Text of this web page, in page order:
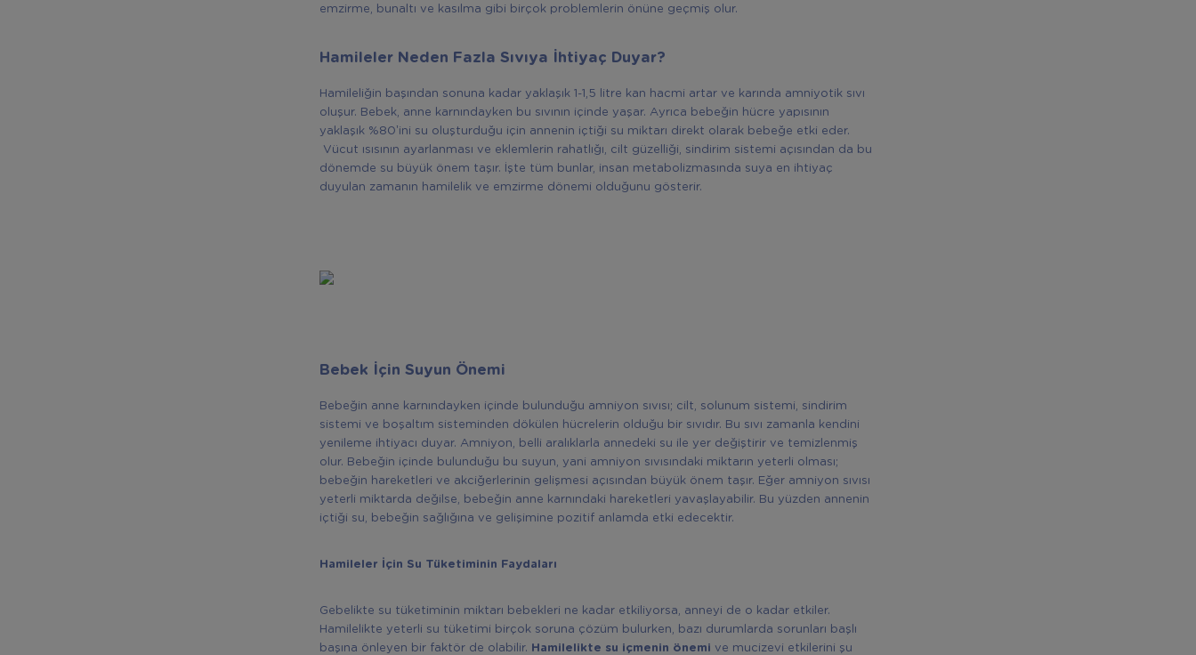
emzirme, bunaltı ve kasılma gibi birçok problemlerin önüne geçmiş olur.
Hamileler Neden Fazla Sıvıya İhtiyaç Duyar?
Hamileliğin başından sonuna kadar yaklaşık 1-1,5 litre kan hacmi artar ve karında amniyotik sıvı
oluşur. Bebek, anne karnındayken bu sıvının içinde yaşar. Ayrıca bebeğin hücre yapısının
yaklaşık %80’ini su oluşturduğu için annenin içtiği su miktarı direkt olarak bebeğe etki eder.
Vücut ısısının ayarlanması ve eklemlerin rahatlığı, cilt güzelliği, sindirim sistemi açısından da bu
dönemde su büyük önem taşır. İşte tüm bunlar, insan metabolizmasında suya en ihtiyaç
duyulan zamanın hamilelik ve emzirme dönemi olduğunu gösterir.
Bebek İçin Suyun Önemi
Bebeğin anne karnındayken içinde bulunduğu amniyon sıvısı; cilt, solunum sistemi, sindirim
sistemi ve boşaltım sisteminden dökülen hücrelerin olduğu bir sıvıdır. Bu sıvı zamanla kendini
yenileme ihtiyacı duyar. Amniyon, belli aralıklarla annedeki su ile yer değiştirir ve temizlenmiş
olur. Bebeğin içinde bulunduğu bu suyun, yani amniyon sıvısındaki miktarın yeterli olması;
bebeğin hareketleri ve akciğerlerinin gelişmesi açısından büyük önem taşır. Eğer amniyon sıvısı
yeterli miktarda değilse, bebeğin anne karnındaki hareketleri yavaşlayabilir. Bu yüzden annenin
içtiği su, bebeğin sağlığına ve gelişimine pozitif anlamda etki edecektir.
Hamileler İçin Su Tüketiminin Faydaları
Gebelikte su tüketiminin miktarı bebekleri ne kadar etkiliyorsa, anneyi de o kadar etkiler.
Hamilelikte yeterli su tüketimi birçok soruna çözüm bulurken, bazı durumlarda sorunları başlı
başına önleyen bir faktör de olabilir. Hamilelikte su içmenin önemi ve mucizevi etkilerini şu